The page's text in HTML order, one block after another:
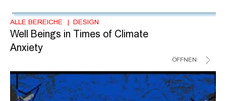
ALLE BEREICHE DESIGN
Well Beings in Times of Climate
Anxiety
ÖFFNEN